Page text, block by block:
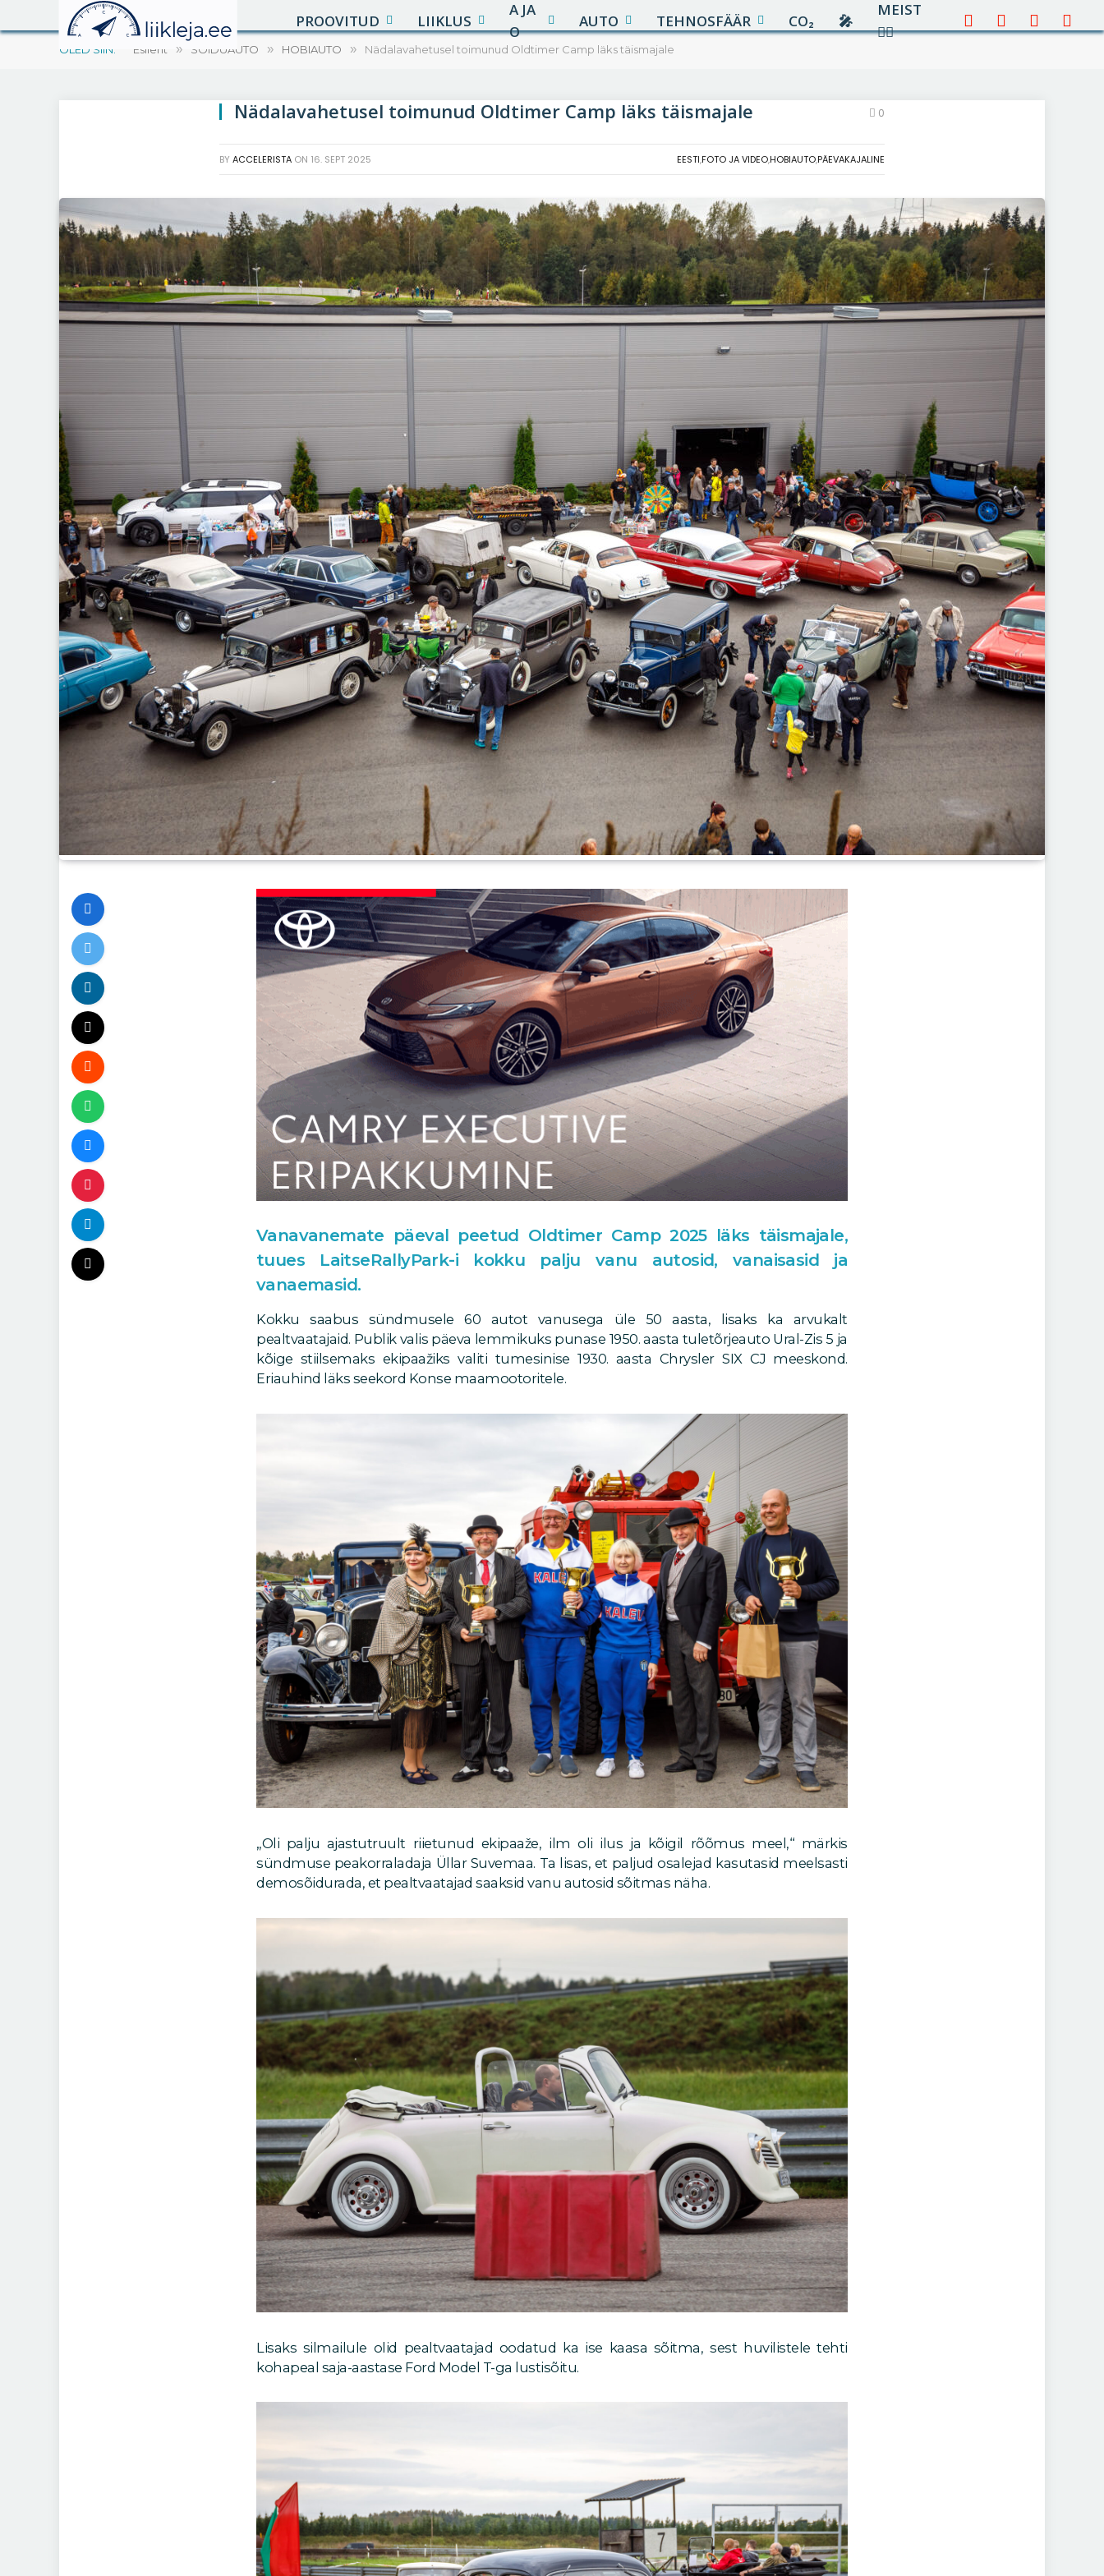
PROOVITUD LIIKLUS
A JA
O
AUTO TEHNOSFÄÄR CO₂ 🎤︎︎
MEIST
✍🏻
Facebook
X
Instagram
OLED SIIN: Esileht » SÕIDUAUTO » HOBIAUTO » Nädalavahetusel toimunud Oldtimer Camp läks täismajale
Nädalavahetusel toimunud Oldtimer Camp läks täismajale 0
BY ACCELERISTA ON 16. SEPT 2025 EESTI,FOTO JA VIDEO,HOBIAUTO,PÄEVAKAJALINE
Vanavanemate päeval peetud Oldtimer Camp 2025 läks täismajale,
tuues LaitseRallyPark-i kokku palju vanu autosid, vanaisasid ja
vanaemasid.
Kokku saabus sündmusele 60 autot vanusega üle 50 aasta, lisaks ka arvukalt
pealtvaatajaid. Publik valis päeva lemmikuks punase 1950. aasta tuletõrjeauto Ural-Zis 5 ja
kõige stiilsemaks ekipaažiks valiti tumesinise 1930. aasta Chrysler SIX CJ meeskond.
Eriauhind läks seekord Konse maamootoritele.
„Oli palju ajastutruult riietunud ekipaaže, ilm oli ilus ja kõigil rõõmus meel,“ märkis
sündmuse peakorraladaja Üllar Suvemaa. Ta lisas, et paljud osalejad kasutasid meelsasti
demosõidurada, et pealtvaatajad saaksid vanu autosid sõitmas näha.
Lisaks silmailule olid pealtvaatajad oodatud ka ise kaasa sõitma, sest huvilistele tehti
kohapeal saja-aastase Ford Model T-ga lustisõitu.